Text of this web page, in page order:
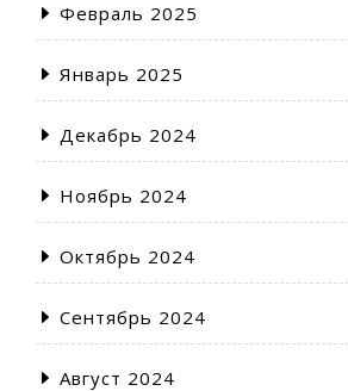
Февраль 2025
Январь 2025
Декабрь 2024
Ноябрь 2024
Октябрь 2024
Сентябрь 2024
Август 2024